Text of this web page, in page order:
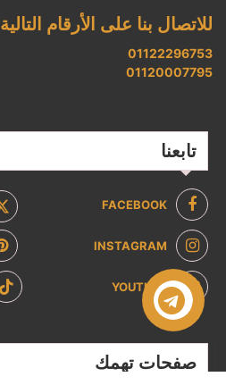
للاتصال بنا على الأرقام التالية
01122296753
01120007795
تابعنا
FACEBOOK
INSTAGRAM
YOUTUBE
صفحات تهمك